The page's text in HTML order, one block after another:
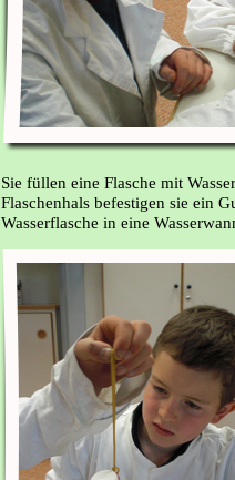
Sie füllen eine Flasche mit
Flaschenhals befestigen sie ein
Wasserflasche in eine